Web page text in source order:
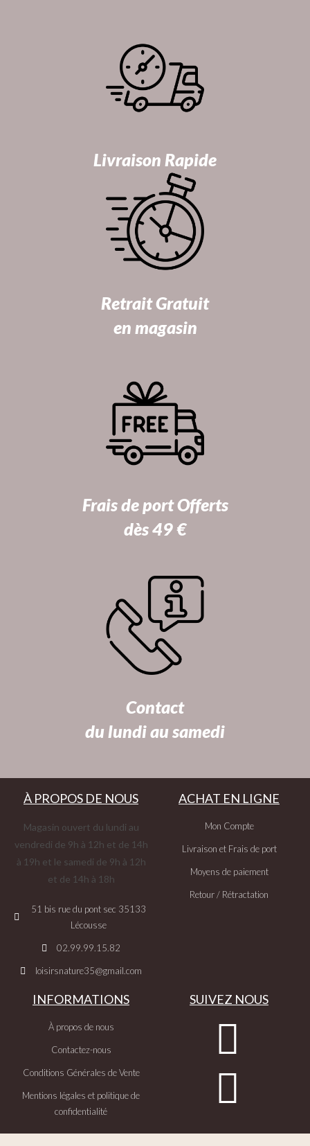
Livraison Rapide
Retrait Gratuit
en magasin
Frais de port Offerts
dès 49 €
Contact
du lundi au samedi
À PROPOS DE NOUS
Magasin ouvert du lundi au
vendredi de 9h à 12h et de 14h
à 19h et le samedi de 9h à 12h
et de 14h à 18h
51 bis rue du pont sec 35133
Lécousse
02.99.99.15.82
loisirsnature35@gmail.com
ACHAT EN LIGNE
Mon Compte
Livraison et Frais de port
Moyens de paiement
Retour / Rétractation
INFORMATIONS
À propos de nous
Contactez-nous
Conditions Générales de Vente
Mentions légales et politique de
confidentialité
SUIVEZ NOUS